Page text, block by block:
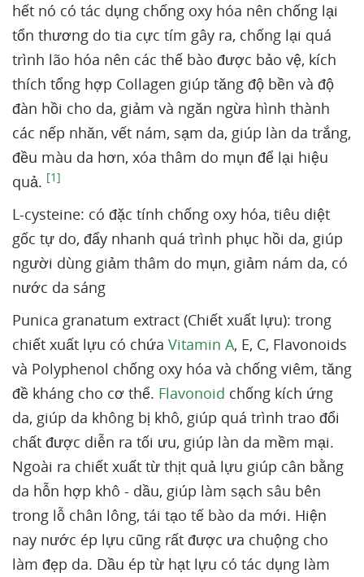
hết nó có tác dụng chống oxy hóa nên chống lại
tổn thương do tia cực tím gây ra, chống lại quá
trình lão hóa nên các thế bào được bảo vệ, kích
thích tổng hợp Collagen giúp tăng độ bền và độ
đàn hồi cho da, giảm và ngăn ngừa hình thành
các nếp nhăn, vết nám, sạm da, giúp làn da trắng,
đều màu da hơn, xóa thâm do mụn để lại hiệu
quả. [1]
L-cysteine: có đặc tính chống oxy hóa, tiêu diệt
gốc tự do, đẩy nhanh quá trình phục hồi da, giúp
người dùng giảm thâm do mụn, giảm nám da, có
nước da sáng
Punica granatum extract (Chiết xuất lựu): trong
chiết xuất lựu có chứa Vitamin A, E, C, Flavonoids
và Polyphenol chống oxy hóa và chống viêm, tăng
đề kháng cho cơ thể. Flavonoid chống kích ứng
da, giúp da không bị khô, giúp quá trình trao đổi
chất được diễn ra tối ưu, giúp làn da mềm mại.
Ngoài ra chiết xuất từ thịt quả lựu giúp cân bằng
da hỗn hợp khô - dầu, giúp làm sạch sâu bên
trong lỗ chân lông, tái tạo tế bào da mới. Hiện
nay nước ép lựu cũng rất được ưa chuộng cho
làm đẹp da. Dầu ép từ hạt lựu có tác dụng làm